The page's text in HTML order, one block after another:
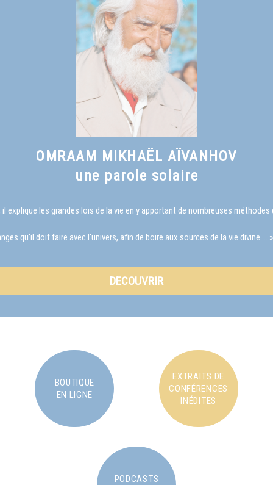
OMRAAM MIKHAËL AÏVANHOV
une parole solaire
les grandes lois de la vie en y apportant de nombreuses
qu'il doit faire avec l'univers, afin de boire aux sources de la vie divine … »
DECOUVRIR
BOUTIQUE
EN LIGNE
EXTRAITS DE
CONFÉRENCES
INÉDITES
PODCASTS